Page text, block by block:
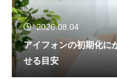
2026.08.04
アイフォンの初期化に
せる目安